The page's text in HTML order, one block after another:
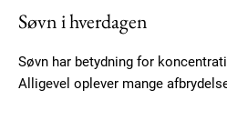
Søvn i hverdagen
Søvn har betydning for
Alligevel oplever mange